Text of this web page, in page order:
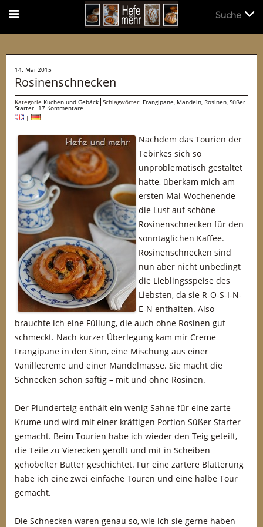
14. Mai 2015
Rosinenschnecken
Kategorie Kuchen und Gebäck Schlagwörter: Frangipane, Mandeln, Rosinen, Süßer
Starter 17 Kommentare
|
Nachdem das Tourien der
Tebirkes sich so
unproblematisch gestaltet
hatte, überkam mich am
ersten Mai-Wochenende
die Lust auf schöne
Rosinenschnecken für den
sonntäglichen Kaffee.
Rosinenschnecken sind
nun aber nicht unbedingt
die Lieblingsspeise des
Liebsten, da sie R-O-S-I-N-
E-N enthalten. Also
brauchte ich eine Füllung, die auch ohne Rosinen gut
schmeckt. Nach kurzer Überlegung kam mir Creme
Frangipane in den Sinn, eine Mischung aus einer
Vanillecreme und einer Mandelmasse. Sie macht die
Schnecken schön saftig – mit und ohne Rosinen.
Der Plunderteig enthält ein wenig Sahne für eine zarte
Krume und wird mit einer kräftigen Portion Süßer Starter
gemacht. Beim Tourien habe ich wieder den Teig geteilt,
die Teile zu Vierecken gerollt und mit in Scheiben
gehobelter Butter geschichtet. Für eine zartere Blätterung
habe ich eine zwei einfache Touren und eine halbe Tour
gemacht.
Die Schnecken waren genau so, wie ich sie gerne haben
Suche
Suche